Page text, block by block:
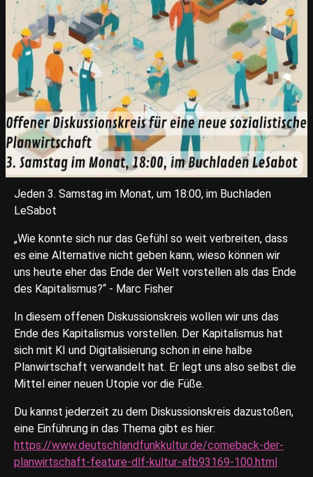
Jeden 3. Samstag im Monat, um 18:00, im Buchladen
LeSabot
„Wie konnte sich nur das Gefühl so weit verbreiten, dass
es eine Alternative nicht geben kann, wieso können wir
uns heute eher das Ende der Welt vorstellen als das Ende
des Kapitalismus?“ - Marc Fisher
In diesem offenen Diskussionskreis wollen wir uns das
Ende des Kapitalismus vorstellen. Der Kapitalismus hat
sich mit KI und Digitalisierung schon in eine halbe
Planwirtschaft verwandelt hat. Er legt uns also selbst die
Mittel einer neuen Utopie vor die Füße.
Du kannst jederzeit zu dem Diskussionskreis dazustoßen,
eine Einführung in das Thema gibt es hier:
https://www.deutschlandfunkkultur.de/comeback-der-
planwirtschaft-feature-dlf-kultur-afb93169-100.html